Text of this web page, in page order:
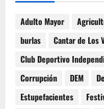
Adulto Mayor
burlas
Cantar de Los
Club Deportivo
Corrupción
DEM
Estupefacientes